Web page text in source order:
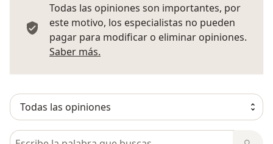
Todas las opiniones son importantes, por
este motivo, los especialistas no pueden
pagar para modificar o eliminar opiniones.
Saber más.
Busca en opiniones